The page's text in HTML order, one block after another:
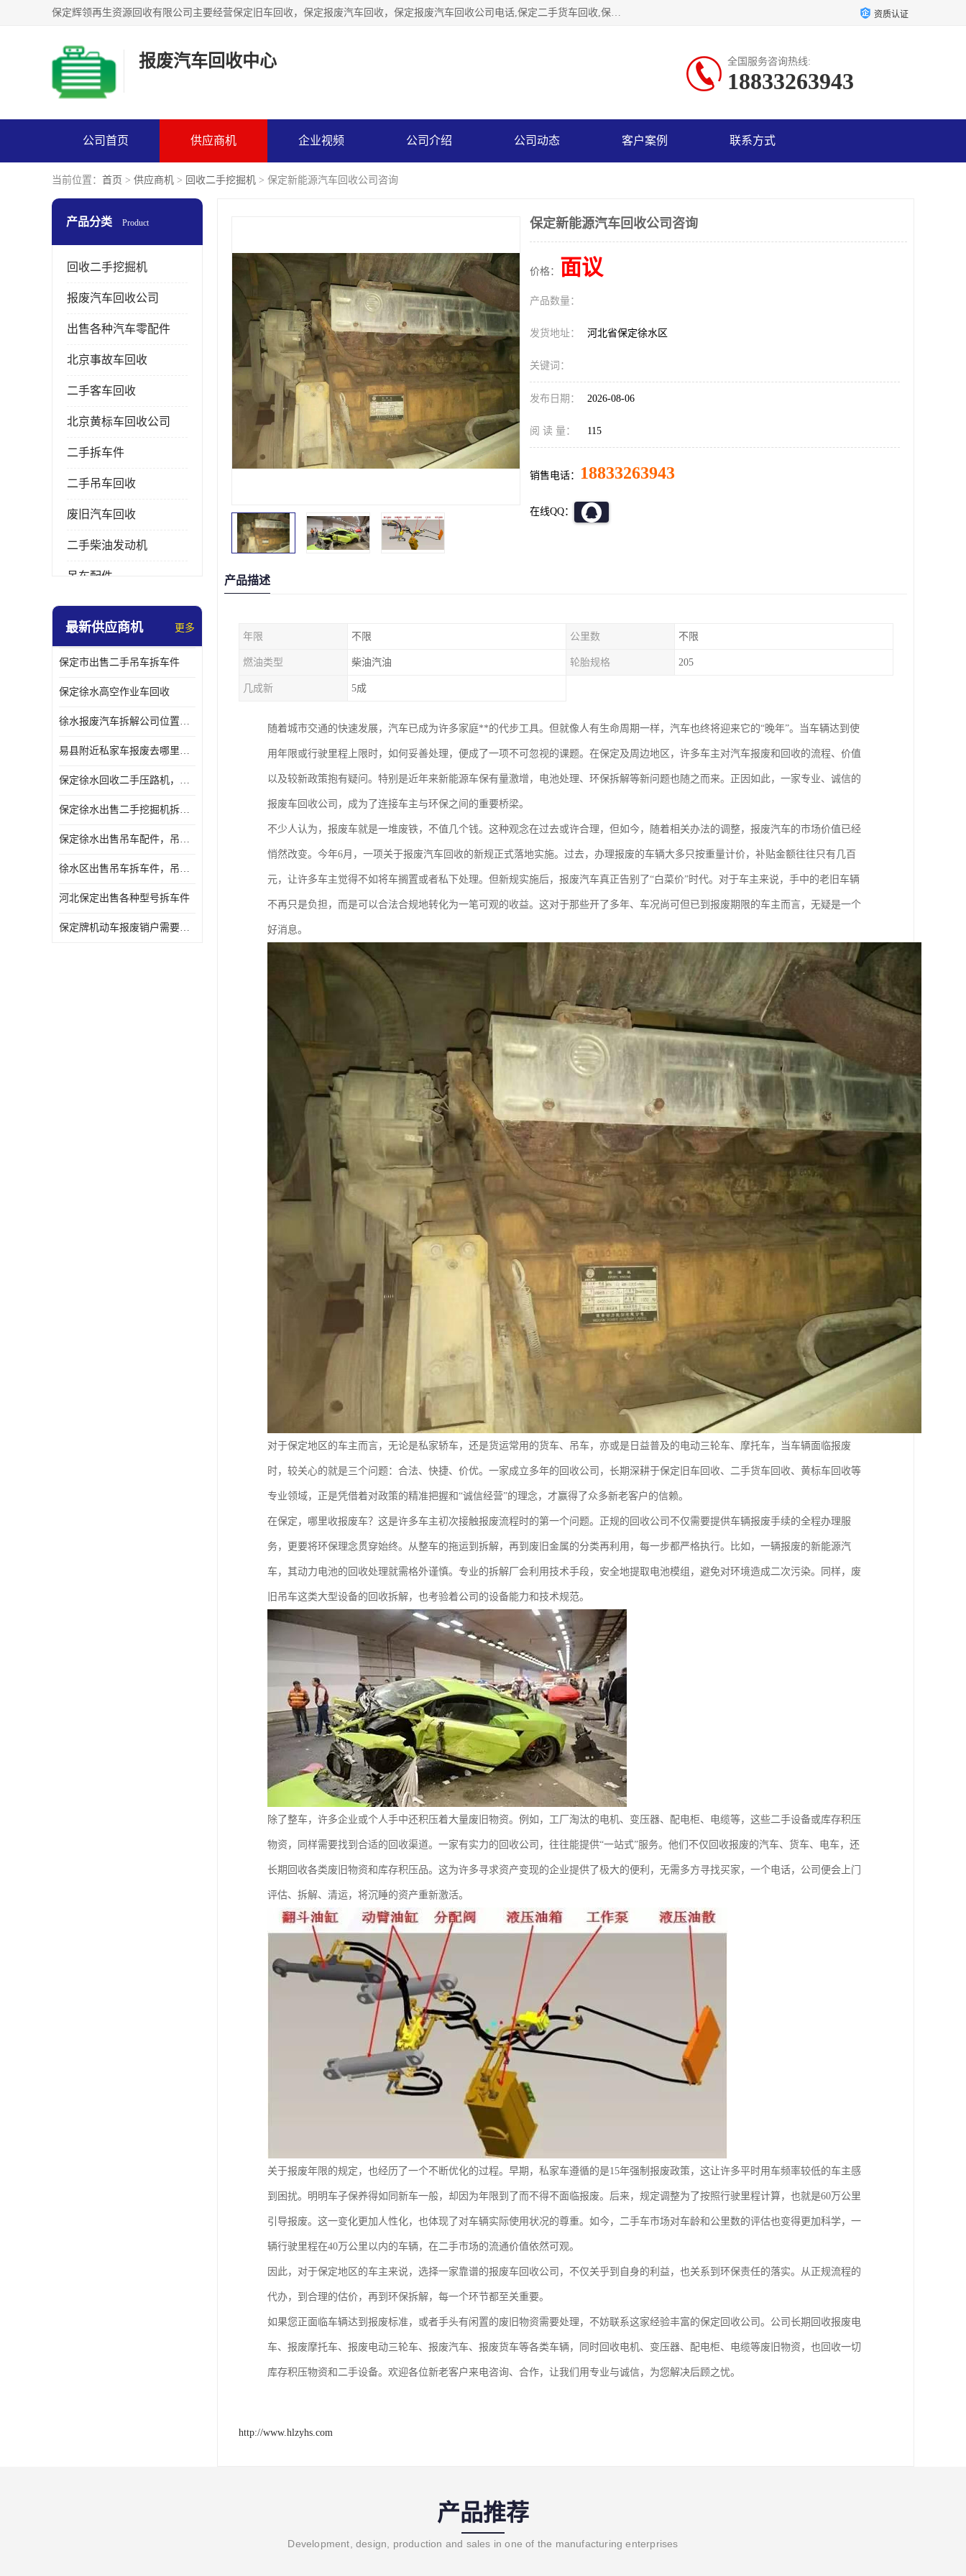
保定辉领再生资源回收有限公司主要经营保定旧车回收，保定报废汽车回收，保定报废汽车回收公司电话,保定二手货车回收,保定黄标车回收, 保定黄标车回收，保定哪里收报废车，保定废旧汽车回收，保定汽车报废手续办理，保定汽车解体厂。将通过采取区域限行促进淘汰、经济补助激励新、加大上路*法处罚、加强达标排放监管等综合措施，对老旧机动车逐步实行末位淘汰，加快老旧机动车淘汰新 资质认证
报废汽车回收中心 全国服务咨询热线:
18833263943
公司首页 供应商机 企业视频 公司介绍 公司动态 客户案例 联系方式
当前位置： 首页 > 供应商机 > 回收二手挖掘机 > 保定新能源汽车回收公司咨询
产品分类 Product
回收二手挖掘机
报废汽车回收公司
出售各种汽车零配件
北京事故车回收
二手客车回收
北京黄标车回收公司
二手拆车件
二手吊车回收
废旧汽车回收
二手柴油发动机
吊车配件
挖掘机拆车件
最新供应商机 更多
保定市出售二手吊车拆车件
保定徐水高空作业车回收
徐水报废汽车拆解公司位置，出售二手拆车件发动机
易县附近私家车报废去哪里，咨询车辆销户流程电话
保定徐水回收二手压路机，压路机拆解市场在哪
保定徐水出售二手挖掘机拆车件，挖掘机配件，液压件出售
保定徐水出售吊车配件，吊车拆车件出售
徐水区出售吊车拆车件，吊车液压件，吊车发动机变速箱出售
河北保定出售各种型号拆车件
保定牌机动车报废销户需要带哪些手续，流程咨询
保定新能源汽车回收公司咨询
价格： 面议
产品数量：
发货地址： 河北省保定徐水区
关键词：
发布日期： 2026-08-06
阅 读 量： 115
销售电话： 18833263943
在线QQ：
产品描述
年限 不限 公里数 不限
燃油类型 柴油汽油 轮胎规格 205
几成新 5成
随着城市交通的快速发展，汽车已成为许多家庭**的代步工具。但就像人有生命周期一样，汽车也终将迎来它的“晚年”。当车辆达到使
用年限或行驶里程上限时，如何妥善处理，便成了一项不可忽视的课题。在保定及周边地区，许多车主对汽车报废和回收的流程、价值
以及较新政策抱有疑问。特别是近年来新能源车保有量激增，电池处理、环保拆解等新问题也随之而来。正因如此，一家专业、诚信的
报废车回收公司，成为了连接车主与环保之间的重要桥梁。
不少人认为，报废车就是一堆废铁，不值几个钱。这种观念在过去或许合理，但如今，随着相关办法的调整，报废汽车的市场价值已经
悄然改变。今年6月，一项关于报废汽车回收的新规正式落地实施。过去，办理报废的车辆大多只按重量计价，补贴金额往往只有几百
元，让许多车主觉得不如将车搁置或者私下处理。但新规实施后，报废汽车真正告别了“白菜价”时代。对于车主来说，手中的老旧车辆
不再只是负担，而是可以合法合规地转化为一笔可观的收益。这对于那些开了多年、车况尚可但已到报废期限的车主而言，无疑是一个
好消息。
对于保定地区的车主而言，无论是私家轿车，还是货运常用的货车、吊车，亦或是日益普及的电动三轮车、摩托车，当车辆面临报废
时，较关心的就是三个问题：合法、快捷、价优。一家成立多年的回收公司，长期深耕于保定旧车回收、二手货车回收、黄标车回收等
专业领域，正是凭借着对政策的精准把握和“诚信经营”的理念，才赢得了众多新老客户的信赖。
在保定，哪里收报废车？这是许多车主初次接触报废流程时的第一个问题。正规的回收公司不仅需要提供车辆报废手续的全程办理服
务，更要将环保理念贯穿始终。从整车的拖运到拆解，再到废旧金属的分类再利用，每一步都严格执行。比如，一辆报废的新能源汽
车，其动力电池的回收处理就需格外谨慎。专业的拆解厂会利用技术手段，安全地提取电池模组，避免对环境造成二次污染。同样，废
旧吊车这类大型设备的回收拆解，也考验着公司的设备能力和技术规范。
除了整车，许多企业或个人手中还积压着大量废旧物资。例如，工厂淘汰的电机、变压器、配电柜、电缆等，这些二手设备或库存积压
物资，同样需要找到合适的回收渠道。一家有实力的回收公司，往往能提供“一站式”服务。他们不仅回收报废的汽车、货车、电车，还
长期回收各类废旧物资和库存积压品。这为许多寻求资产变现的企业提供了极大的便利，无需多方寻找买家，一个电话，公司便会上门
评估、拆解、清运，将沉睡的资产重新激活。
关于报废年限的规定，也经历了一个不断优化的过程。早期，私家车遵循的是15年强制报废政策，这让许多平时用车频率较低的车主感
到困扰。明明车子保养得如同新车一般，却因为年限到了而不得不面临报废。后来，规定调整为了按照行驶里程计算，也就是60万公里
引导报废。这一变化更加人性化，也体现了对车辆实际使用状况的尊重。如今，二手车市场对车龄和公里数的评估也变得更加科学，一
辆行驶里程在40万公里以内的车辆，在二手市场的流通价值依然可观。
因此，对于保定地区的车主来说，选择一家靠谱的报废车回收公司，不仅关乎到自身的利益，也关系到环保责任的落实。从正规流程的
代办，到合理的估价，再到环保拆解，每一个环节都至关重要。
如果您正面临车辆达到报废标准，或者手头有闲置的废旧物资需要处理，不妨联系这家经验丰富的保定回收公司。公司长期回收报废电
车、报废摩托车、报废电动三轮车、报废汽车、报废货车等各类车辆，同时回收电机、变压器、配电柜、电缆等废旧物资，也回收一切
库存积压物资和二手设备。欢迎各位新老客户来电咨询、合作，让我们用专业与诚信，为您解决后顾之忧。
http://www.hlzyhs.com
产品推荐
Development, design, production and sales in one of the manufacturing enterprises